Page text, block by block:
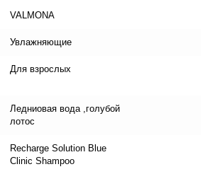
VALMONA
Увлажняющие
Для взрослых
Ледниовая вода ,голубой
лотос
Recharge Solution Blue
Clinic Shampoo